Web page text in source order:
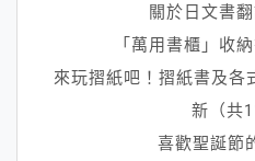
關於日文書
「萬用書櫃」收
來玩摺紙吧！摺紙書及
新（共
喜歡聖誕節